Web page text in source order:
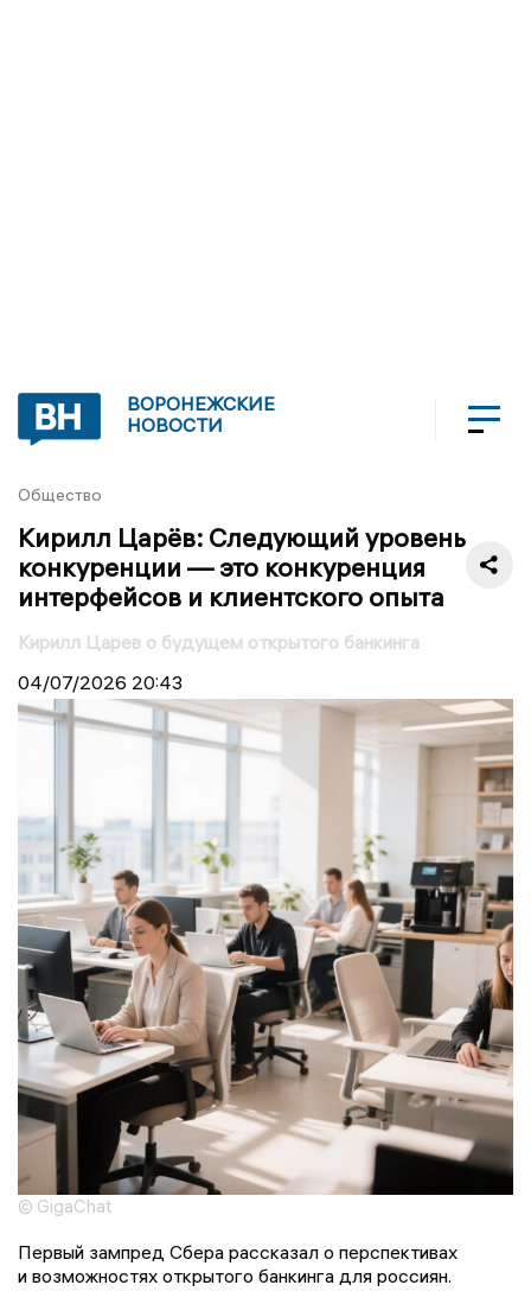
ВОРОНЕЖСКИЕ
НОВОСТИ
Общество
Кирилл Царёв: Следующий уровень
конкуренции — это конкуренция
интерфейсов и клиентского опыта
Кирилл Царев о будущем открытого банкинга
04/07/2026 20:43
© GigaChat
Первый зампред Сбера рассказал о перспективах
и возможностях открытого банкинга для россиян.